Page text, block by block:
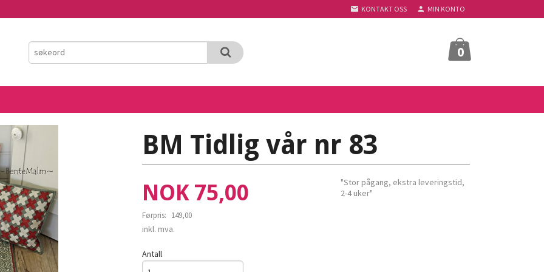
KONTAKT OSS MIN KONTO
0
BM Tidlig vår nr 83
Tilbud
NOK 75,00
Førpris: 149,00
Rabatt
inkl. mva.
"Stor pågang, ekstra leveringstid,
2-4 uker"
Antall